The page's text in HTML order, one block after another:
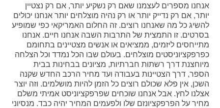
אנחנו מספרים לעצמנו שאם רק נשקיע יותר, אם רק נצטיין
יותר, אם רק נדייק יותר או רק נהיה מוצלחים יותר אנחנו יכולים
להשיג כל מה שאנחנו רוצים. זה החלום האמריקאי כפי שמופיע
בסרטים. זו התמצית של התרבות השבה אנחנו חיים. אנחנו
מתייחסים ליזמים, ממציאים או אנשים מצטיינים בתחומם
כפרפקציוניסטים מוצלחים. בעולם שבו הכל נמדד וכל הצלחה
מיוחצנת דרך רשתות חברתיות, מציונים בבחינות בבית
הספר, דרך הצטיינות בעבודה ועד מחיר הרכב החדש שקנה
השכן, אין פלא שכולם רוצים כל הזמן להיות מושלמים. וזה יוצר
אצלנו לחץ. אבל אנחנו שוכחים שפרפקציוניסט אמיתי משלם
מחיר על הפרפקציונזם שלו ולפעמים המחיר יהיה כבד. מנסיוני